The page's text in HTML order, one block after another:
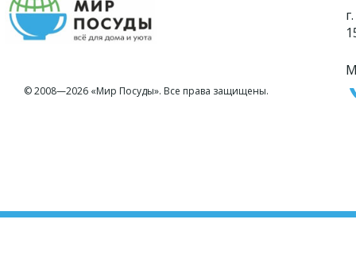
© 2008—2026 «Мир Посуды». Все права защищены.